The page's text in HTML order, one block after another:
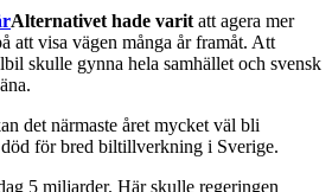
Alternativet hade varit att agera mer
att visa vägen många år framåt. Att
skulle gynna hela samhället och svensk
det närmaste året mycket väl bli
för bred biltillverkning i Sverige.
5 miljarder. Här skulle regeringen